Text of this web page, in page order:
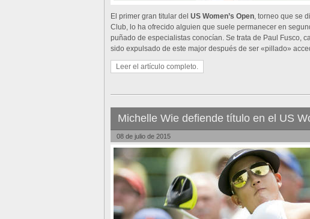
El primer gran titular del US Women’s Open, torneo que se
Club, lo ha ofrecido alguien que suele permanecer en
puñado de especialistas conocían. Se trata de Paul Fusco,
sido expulsado de este major después de ser «pillado»
Leer el artículo completo.
Michelle Wie defiende título en el US
08 de julio de 2015